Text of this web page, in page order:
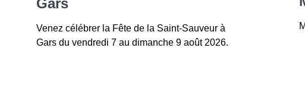
Venez célébrer la Fête de la Saint-Sauveur à
Gars du vendredi 7 au dimanche 9 août 2026.